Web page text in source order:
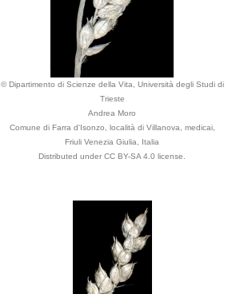
© Dipartimento di Scienze della Vita, Università degli Studi di
Trieste
Andrea Moro
Comune di Farra d'Isonzo, località di Villanova, medicai,
Friuli Venezia Giulia, Italia
Distributed under CC BY-SA 4.0 license.